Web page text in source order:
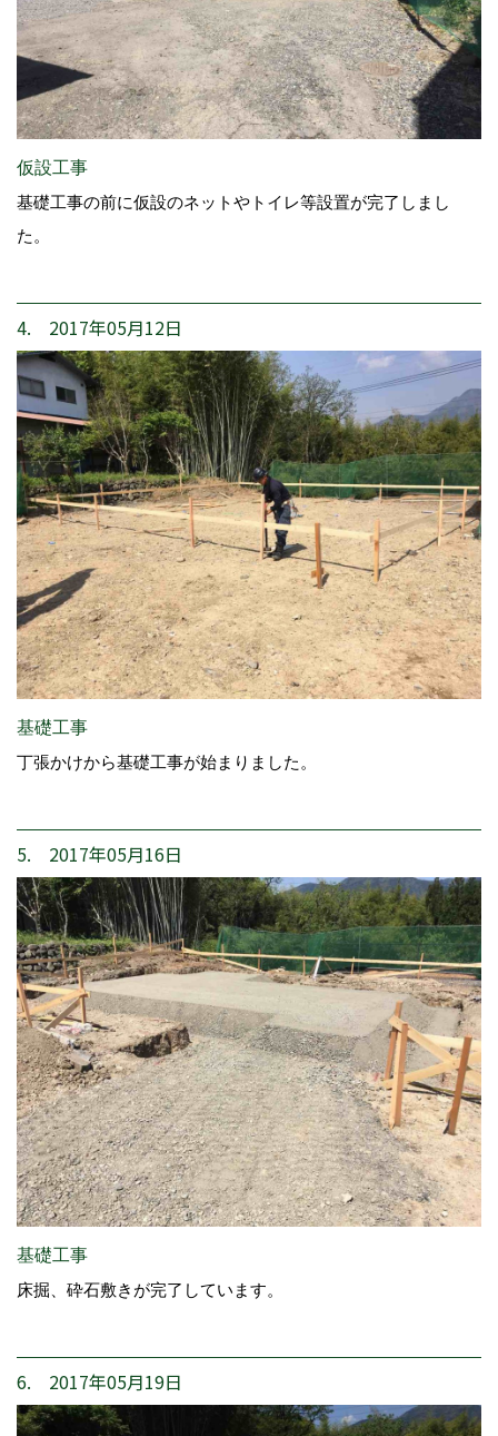
仮設工事
基礎工事の前に仮設のネットやトイレ等設置が完了しまし
た。
4. 2017年05月12日
基礎工事
丁張かけから基礎工事が始まりました。
5. 2017年05月16日
基礎工事
床掘、砕石敷きが完了しています。
6. 2017年05月19日